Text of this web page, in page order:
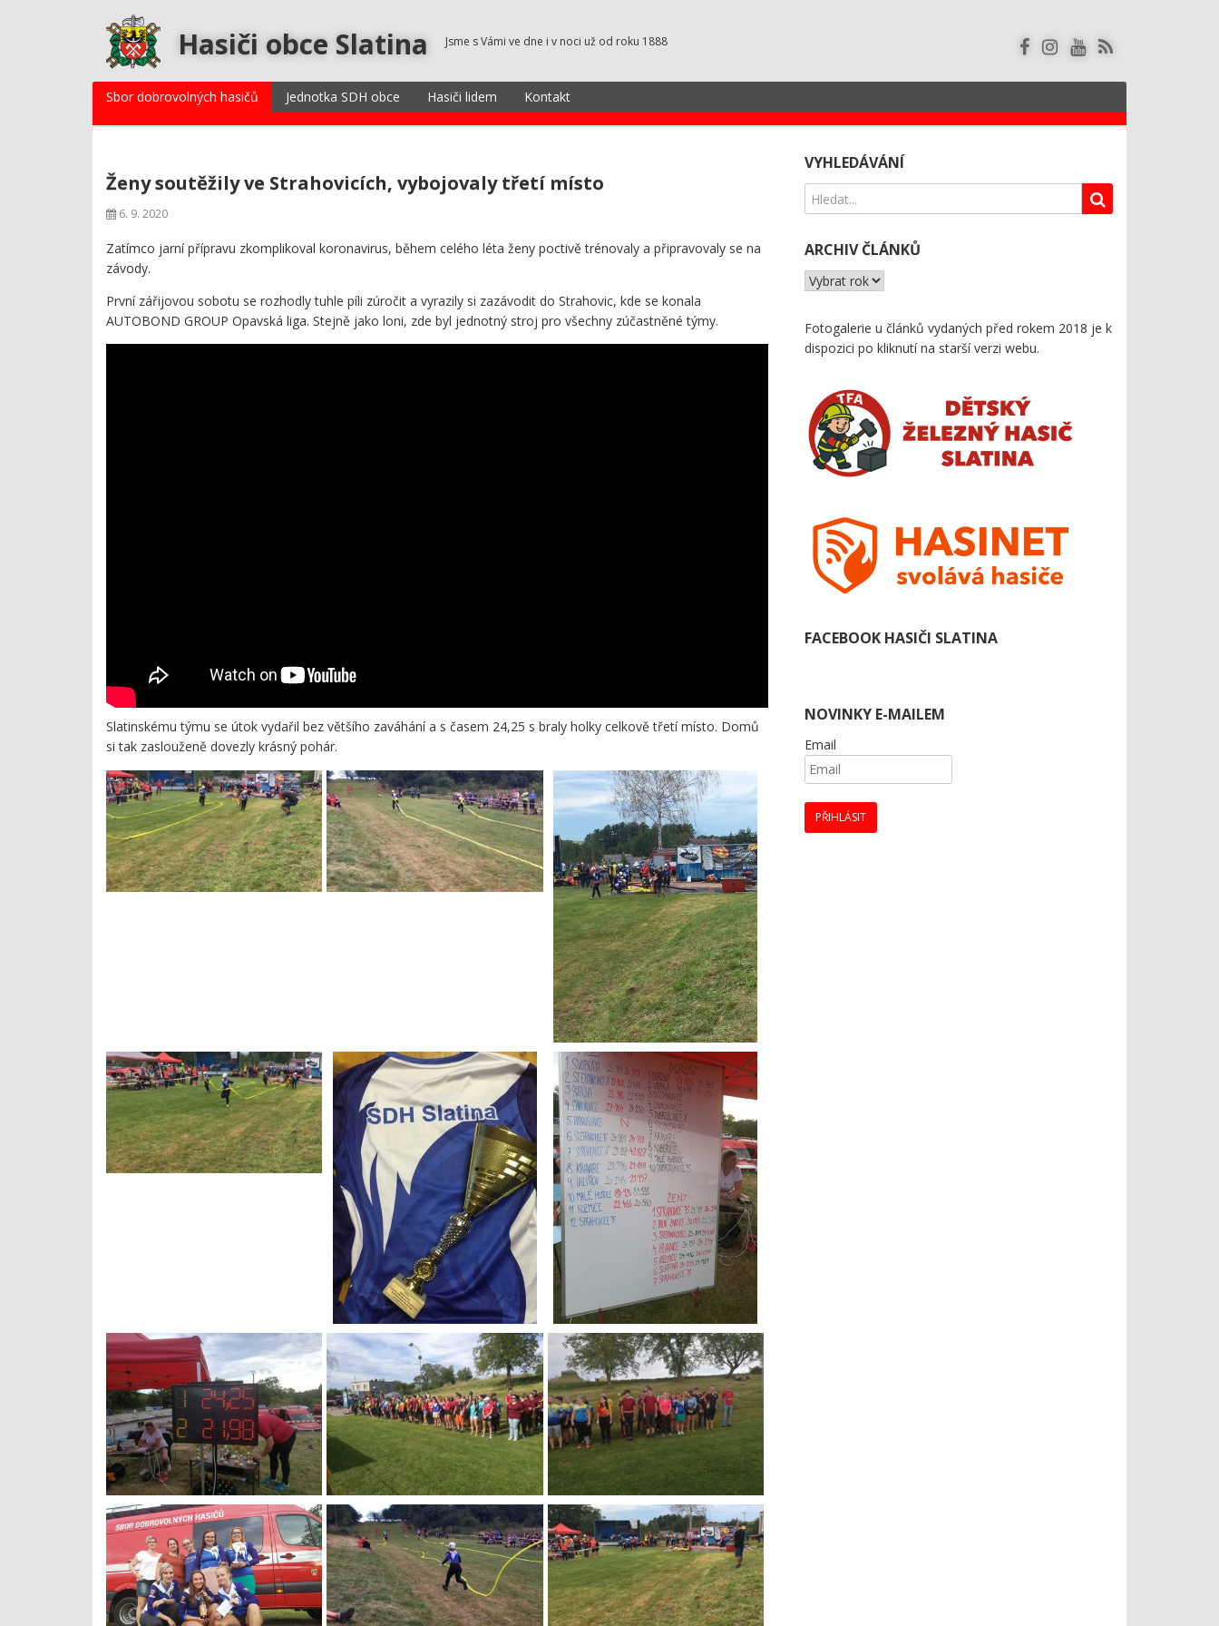
Hasiči obce Slatina Jsme s Vámi ve dne i v noci už od roku 1888
Sbor dobrovolných hasičů Jednotka SDH obce Hasiči lidem Kontakt
Ženy soutěžily ve Strahovicích, vybojovaly třetí místo
6. 9. 2020
Zatímco jarní přípravu zkomplikoval koronavirus, během celého léta ženy poctivě trénovaly a připravovaly se na
závody.
První zářijovou sobotu se rozhodly tuhle píli zúročit a vyrazily si zazávodit do Strahovic, kde se konala
AUTOBOND GROUP Opavská liga. Stejně jako loni, zde byl jednotný stroj pro všechny zúčastněné týmy.
Slatinskému týmu se útok vydařil bez většího zaváhání a s časem 24,25 s braly holky celkově třetí místo. Domů
si tak zaslouženě dovezly krásný pohár.
VYHLEDÁVÁNÍ
ARCHIV ČLÁNKŮ
Fotogalerie u článků vydaných před rokem 2018 je k
dispozici po kliknutí na starší verzi webu.
FACEBOOK HASIČI SLATINA
NOVINKY E-MAILEM
Email